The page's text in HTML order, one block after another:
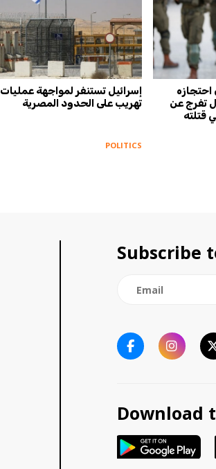
إسرائيل تستنفر لمواجهة عمليات
تهريب على الحدود المصرية
POLITICS
تفرج عن
قتلته
Subscribe
Download